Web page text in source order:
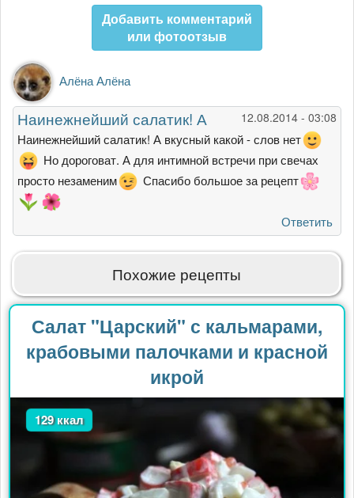
Добавить комментарий
или фотоотзыв
Алёна Алёна
12.08.2014 - 03:08
Наинежнейший салатик! А
Наинежнейший салатик! А вкусный какой - слов нет
Но дороговат. А для интимной встречи при свечах
просто незаменим
Спасибо большое за рецепт
Ответить
Похожие рецепты
Салат "Царский" с кальмарами,
крабовыми палочками и красной
икрой
129 ккал